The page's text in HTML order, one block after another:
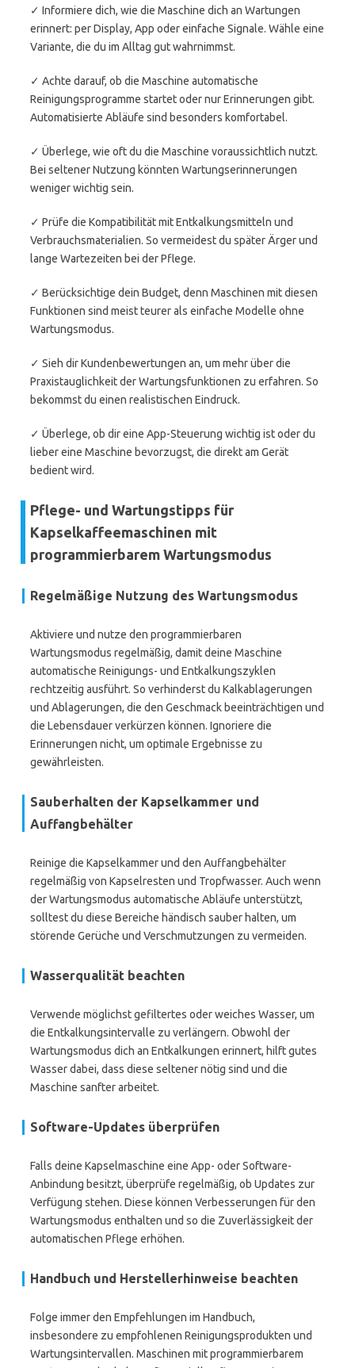
✓ Informiere dich, wie die Maschine dich an Wartungen
erinnert: per Display, App oder einfache Signale. Wähle eine
Variante, die du im Alltag gut wahrnimmst.
✓ Achte darauf, ob die Maschine automatische
Reinigungsprogramme startet oder nur Erinnerungen gibt.
Automatisierte Abläufe sind besonders komfortabel.
✓ Überlege, wie oft du die Maschine voraussichtlich nutzt.
Bei seltener Nutzung könnten Wartungserinnerungen
weniger wichtig sein.
✓ Prüfe die Kompatibilität mit Entkalkungsmitteln und
Verbrauchsmaterialien. So vermeidest du später Ärger und
lange Wartezeiten bei der Pflege.
✓ Berücksichtige dein Budget, denn Maschinen mit diesen
Funktionen sind meist teurer als einfache Modelle ohne
Wartungsmodus.
✓ Sieh dir Kundenbewertungen an, um mehr über die
Praxistauglichkeit der Wartungsfunktionen zu erfahren. So
bekommst du einen realistischen Eindruck.
✓ Überlege, ob dir eine App-Steuerung wichtig ist oder du
lieber eine Maschine bevorzugst, die direkt am Gerät
bedient wird.
Pflege- und Wartungstipps für
Kapselkaffeemaschinen mit
programmierbarem Wartungsmodus
Regelmäßige Nutzung des Wartungsmodus
Aktiviere und nutze den programmierbaren
Wartungsmodus regelmäßig, damit deine Maschine
automatische Reinigungs- und Entkalkungszyklen
rechtzeitig ausführt. So verhinderst du Kalkablagerungen
und Ablagerungen, die den Geschmack beeinträchtigen und
die Lebensdauer verkürzen können. Ignoriere die
Erinnerungen nicht, um optimale Ergebnisse zu
gewährleisten.
Sauberhalten der Kapselkammer und
Auffangbehälter
Reinige die Kapselkammer und den Auffangbehälter
regelmäßig von Kapselresten und Tropfwasser. Auch wenn
der Wartungsmodus automatische Abläufe unterstützt,
solltest du diese Bereiche händisch sauber halten, um
störende Gerüche und Verschmutzungen zu vermeiden.
Wasserqualität beachten
Verwende möglichst gefiltertes oder weiches Wasser, um
die Entkalkungsintervalle zu verlängern. Obwohl der
Wartungsmodus dich an Entkalkungen erinnert, hilft gutes
Wasser dabei, dass diese seltener nötig sind und die
Maschine sanfter arbeitet.
Software-Updates überprüfen
Falls deine Kapselmaschine eine App- oder Software-
Anbindung besitzt, überprüfe regelmäßig, ob Updates zur
Verfügung stehen. Diese können Verbesserungen für den
Wartungsmodus enthalten und so die Zuverlässigkeit der
automatischen Pflege erhöhen.
Handbuch und Herstellerhinweise beachten
Folge immer den Empfehlungen im Handbuch,
insbesondere zu empfohlenen Reinigungsprodukten und
Wartungsintervallen. Maschinen mit programmierbarem